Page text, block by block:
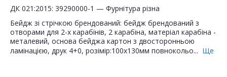
ДК 021:2015: 39290000-1 — Фурнітура різна
Бейдж зі стрічкою брендований: бейдж брендований з
отворами для 2-х карабінів, 2 карабіна, матеріал карабіна -
металевий, основа бейджа картон з двосторонньою
ламінацією, друк 4+0, розімір:100х130мм повнокольо... Ще